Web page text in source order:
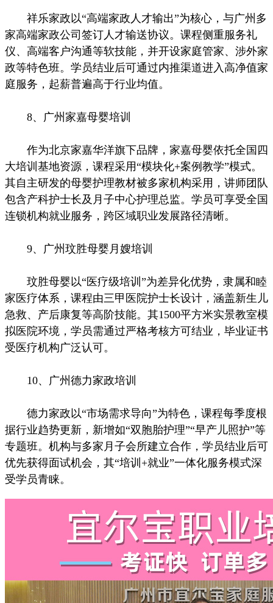
祥乐家政以“高端家政人才输出”为核心，与广州多
家高端家政公司签订人才输送协议。课程侧重服务礼
仪、高端客户沟通等软技能，并开设家庭管家、涉外家
政等特色班。学员结业后可通过内推渠道进入高净值家
庭服务，起薪普遍高于行业均值。
8、广州家嘉母婴培训
作为北京家嘉华洋旗下品牌，家嘉母婴依托全国四
大培训基地资源，课程采用“模块化+案例教学”模式。
其自主研发的母婴护理教材被多家机构采用，讲师团队
包含产科护士长及月子中心护理总监。学员可享受全国
连锁机构就业服务，跨区域职业发展路径清晰。
9、广州玟胜母婴月嫂培训
玟胜母婴以“医疗级培训”为差异化优势，隶属和睦
家医疗体系，课程由三甲医院护士长设计，涵盖新生儿
急救、产后康复等高阶技能。其1500平方米实景教室模
拟医院环境，学员需通过严格考核方可结业，毕业证书
受医疗机构广泛认可。
10、广州德力家政培训
德力家政以“市场需求导向”为特色，课程每季度根
据行业趋势更新，新增如“双胞胎护理”“早产儿照护”等
专题班。机构与多家月子会所建立合作，学员结业后可
优先获得面试机会，其“培训+就业”一体化服务模式深
受学员青睐。